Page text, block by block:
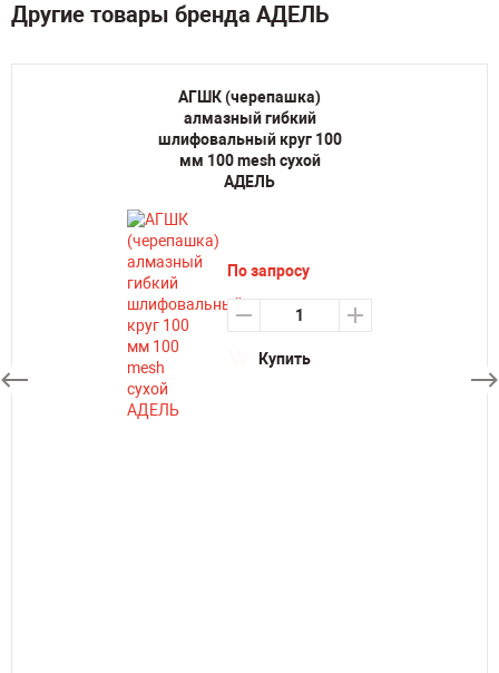
Другие товары бренда АДЕЛЬ
АГШК (черепашка)
алмазный гибкий
шлифовальный круг 100
мм 100 mesh сухой
АДЕЛЬ
По запросу
Купить